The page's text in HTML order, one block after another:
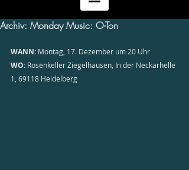
Archiv: Monday Music: O-Ton
WANN: Montag, 17. Dezember um 20 Uhr
WO: Rosenkeller Ziegelhausen, In der Neckarhelle
1, 69118 Heidelberg